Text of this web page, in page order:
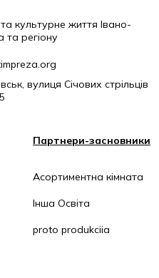
культурне життя Івано-
та регіону
вулиця Січових стрільців
Партнери-засновники
Асортиментна кімната
Інша Освіта
proto produkciia